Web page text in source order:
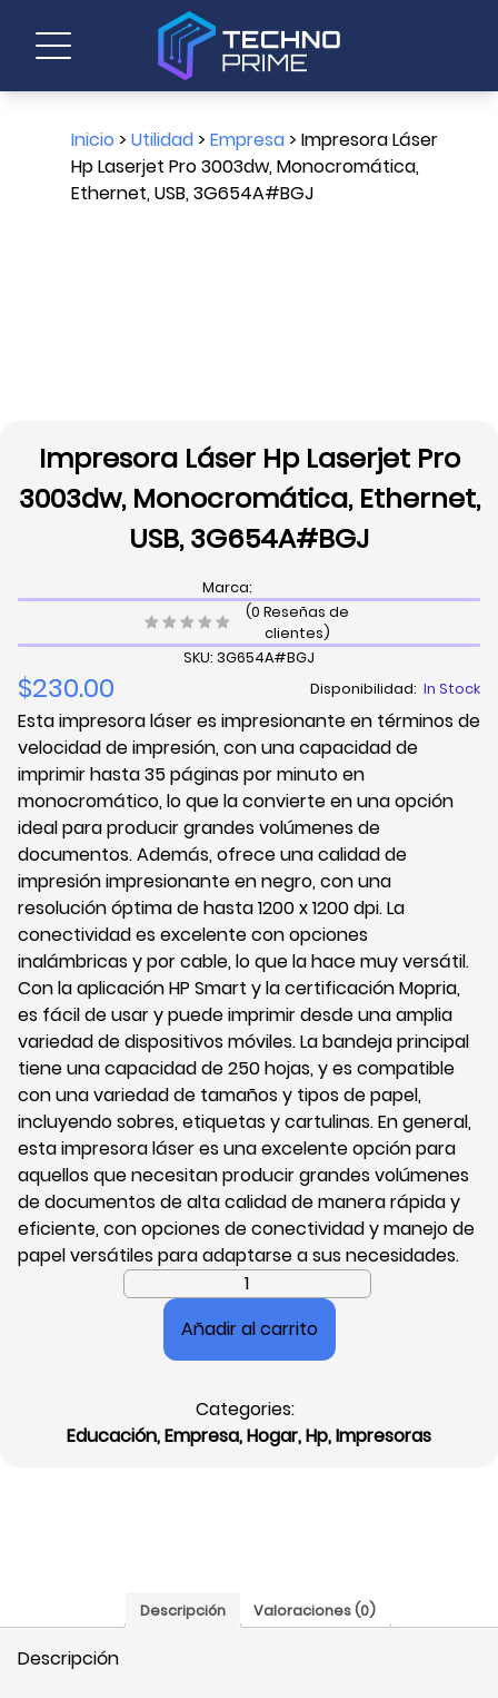
Inicio > Utilidad> Empresa> Impresora Láser
Hp Laserjet Pro 3003dw, Monocromática,
Ethernet, USB, 3G654A#BGJ
Impresora Láser Hp Laserjet Pro
3003dw, Monocromática, Ethernet,
USB, 3G654A#BGJ
Marca:
(0 Reseñas de
clientes)
SKU: 3G654A#BGJ
$230.00 Disponibilidad: In Stock
Esta impresora láser es impresionante en términos de
velocidad de impresión, con una capacidad de
imprimir hasta 35 páginas por minuto en
monocromático, lo que la convierte en una opción
ideal para producir grandes volúmenes de
documentos. Además, ofrece una calidad de
impresión impresionante en negro, con una
resolución óptima de hasta 1200 x 1200 dpi. La
conectividad es excelente con opciones
inalámbricas y por cable, lo que la hace muy versátil.
Con la aplicación HP Smart y la certificación Mopria,
es fácil de usar y puede imprimir desde una amplia
variedad de dispositivos móviles. La bandeja principal
tiene una capacidad de 250 hojas, y es compatible
con una variedad de tamaños y tipos de papel,
incluyendo sobres, etiquetas y cartulinas. En general,
esta impresora láser es una excelente opción para
aquellos que necesitan producir grandes volúmenes
de documentos de alta calidad de manera rápida y
eficiente, con opciones de conectividad y manejo de
papel versátiles para adaptarse a sus necesidades.
Impresora
Láser
Laserjet
Monocromática,
Añadir al carrito
Categories:
Educación,Empresa,Hogar,Hp,Impresoras
Descripción Valoraciones (0)
Descripción